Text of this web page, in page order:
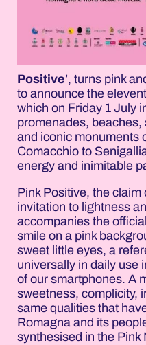
Positive’, turns pink
to announce the
which on Friday 1 July
promenades,
and iconic monuments
Comacchio to
energy and inimitable
Pink Positive, the claim
invitation to lightness
accompanies the
smile on a pink
sweet little eyes, a
universally in daily use
of our smartphones. A
sweetness, complicity,
same qualities that
Romagna and its
synthesised in the Pink